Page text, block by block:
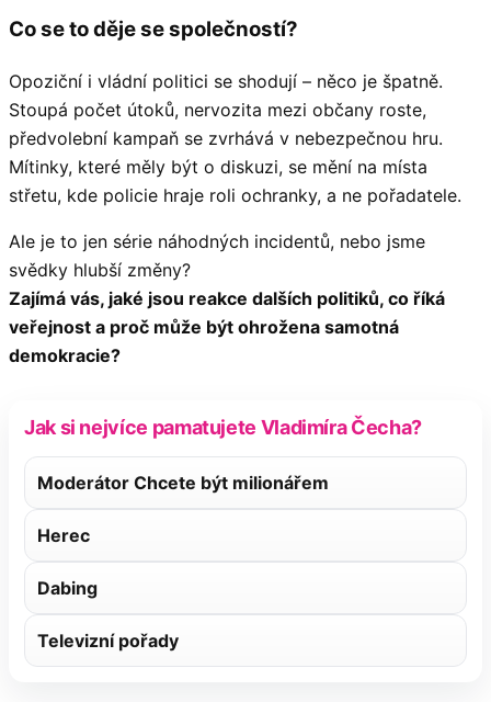
Co se to děje se společností?
Opoziční i vládní politici se shodují – něco je špatně.
Stoupá počet útoků, nervozita mezi občany roste,
předvolební kampaň se zvrhává v nebezpečnou hru.
Mítinky, které měly být o diskuzi, se mění na místa
střetu, kde policie hraje roli ochranky, a ne pořadatele.
Ale je to jen série náhodných incidentů, nebo jsme
svědky hlubší změny?
Zajímá vás, jaké jsou reakce dalších politiků, co říká
veřejnost a proč může být ohrožena samotná
demokracie?
Jak si nejvíce pamatujete Vladimíra Čecha?
Moderátor Chcete být milionářem
Herec
Dabing
Televizní pořady